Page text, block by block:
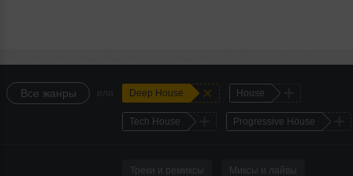
Все жанры Deep House + House
Tech House Progressive House
Треки и ремиксы Миксы и лайвы